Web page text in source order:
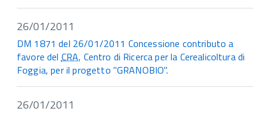
26/01/2011
DM 1871 del 26/01/2011 Concessione contributo a
favore delCRA, Centro di Ricerca per la Cerealicoltura di
Foggia, per il progetto "GRANOBIO".
26/01/2011